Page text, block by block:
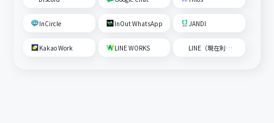
InCircle InOut WhatsApp JANDI
Kakao Work LINE WORKS LINE（現在利用不可）